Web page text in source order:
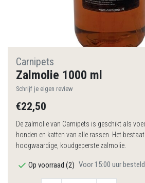
Carnipets
Zalmolie 1000 ml
Schrijf je eigen review
€22,50
De zalmolie van Carnipets is geschikt als
honden en katten van alle rassen. Het
hoogwaardige, koudgeperste zalmolie.
Op voorraad (2) Voor 15:00 uur